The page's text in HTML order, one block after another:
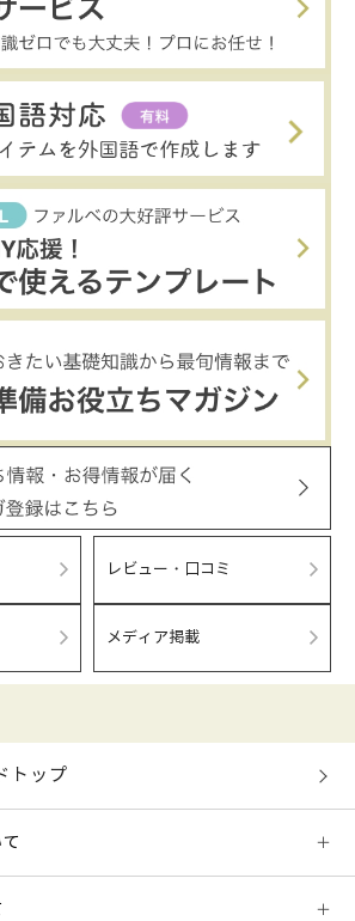
レビュー・口コミ
メディア掲載
トップ